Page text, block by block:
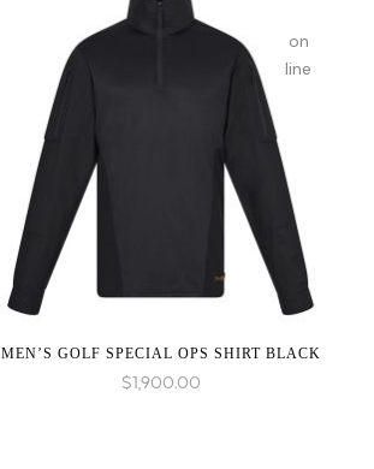
on
line
MEN’S GOLF SPECIAL OPS SHIRT BLACK
$1,900.00